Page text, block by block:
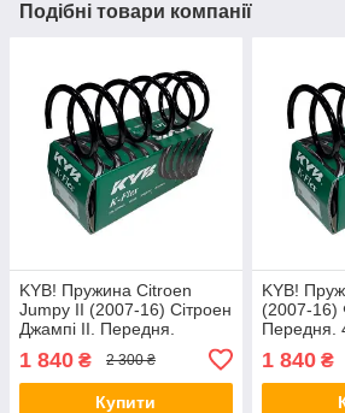
Подібні товари компанії
KYB! Пружина Citroen
Jumpy II (2007-16) Сітроен
Джампі II. Передня.
993235. Каяба
1 840 ₴ 2 300 ₴
Купити
KYB!
(2007-16)
Передня.
RA3551 ,
1 840₴